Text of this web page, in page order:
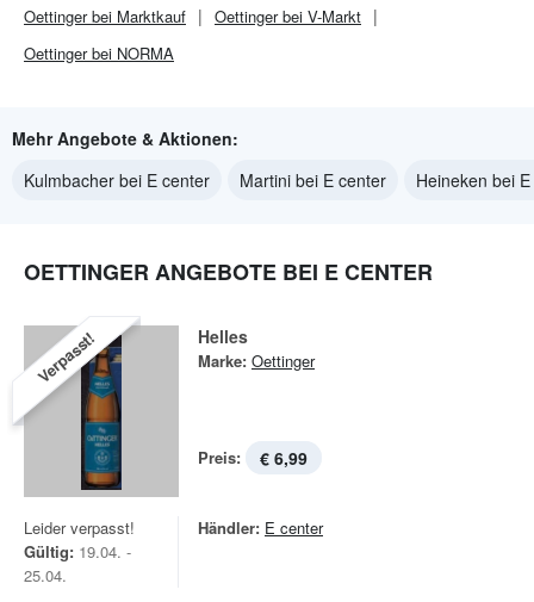
Oettinger bei Marktkauf
Oettinger bei V-Markt
Oettinger bei NORMA
Mehr Angebote & Aktionen:
Kulmbacher bei E center
Martini bei E center Heineken bei
OETTINGER ANGEBOTE BEI E CENTER
Verpasst! Helles
Marke: Oettinger
Preis: € 6,99
Leider verpasst!
Gültig: 19.04. -
25.04.
Händler: E center